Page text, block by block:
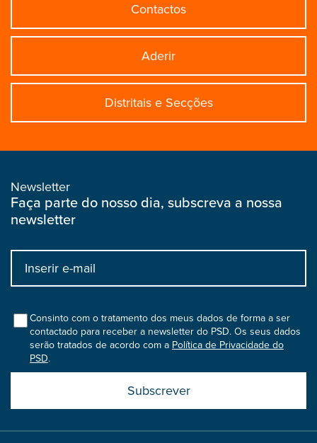
Contactos
Aderir
Distritais e Secções
Newsletter
Faça parte do nosso dia, subscreva a nossa
newsletter
Input
bootstrap
colConsinto com o tratamento dos meus dados de forma a ser
contactado para receber a newsletter do PSD. Os seus dados
serão tratados de acordo com a Política de Privacidade do
PSD.
boostrap
col